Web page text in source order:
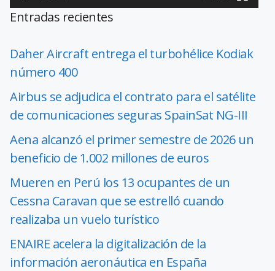
Entradas recientes
Daher Aircraft entrega el turbohélice Kodiak
número 400
Airbus se adjudica el contrato para el satélite
de comunicaciones seguras SpainSat NG-III
Aena alcanzó el primer semestre de 2026 un
beneficio de 1.002 millones de euros
Mueren en Perú los 13 ocupantes de un
Cessna Caravan que se estrelló cuando
realizaba un vuelo turístico
ENAIRE acelera la digitalización de la
información aeronáutica en España